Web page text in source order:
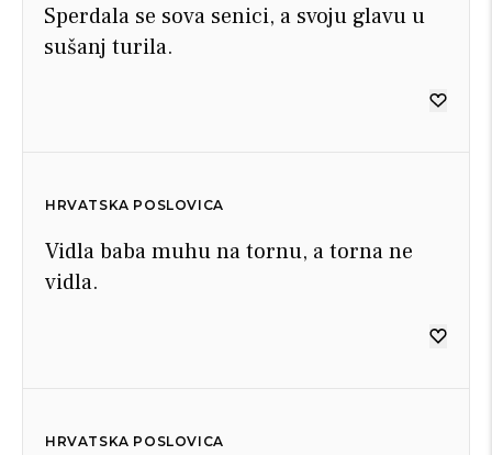
Sperdala se sova senici, a svoju glavu u
sušanj turila.
HRVATSKA POSLOVICA
Vidla baba muhu na tornu, a torna ne
vidla.
HRVATSKA POSLOVICA